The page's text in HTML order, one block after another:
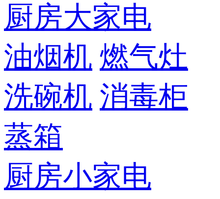
厨房大家电
油烟机 燃气灶
洗碗机 消毒柜
蒸箱
厨房小家电